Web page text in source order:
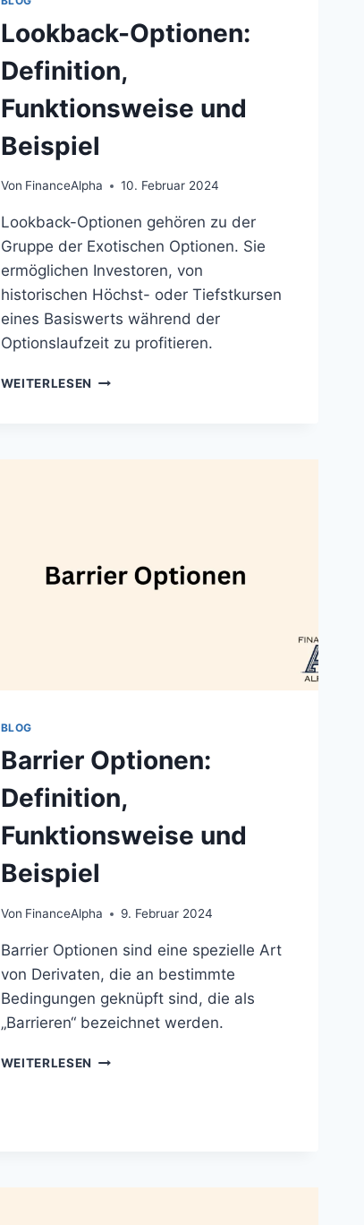
Lookback-Optionen:
Definition,
Funktionsweise und
Beispiel
Von FinanceAlpha 10. Februar 2024
Lookback-Optionen gehören zu der
Gruppe der Exotischen Optionen. Sie
ermöglichen Investoren, von
historischen Höchst- oder Tiefstkursen
eines Basiswerts während der
Optionslaufzeit zu profitieren.
WEITERLESEN LOOKBACK-
BLOG
Barrier Optionen:
Definition,
Funktionsweise und
Beispiel
Von FinanceAlpha 9. Februar 2024
Barrier Optionen sind eine spezielle Art
von Derivaten, die an bestimmte
Bedingungen geknüpft sind, die als
„Barrieren“ bezeichnet werden.
WEITERLESEN BARRIER